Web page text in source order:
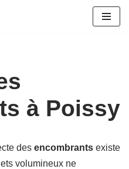
à Poissy
des encombrants existe
volumineux ne